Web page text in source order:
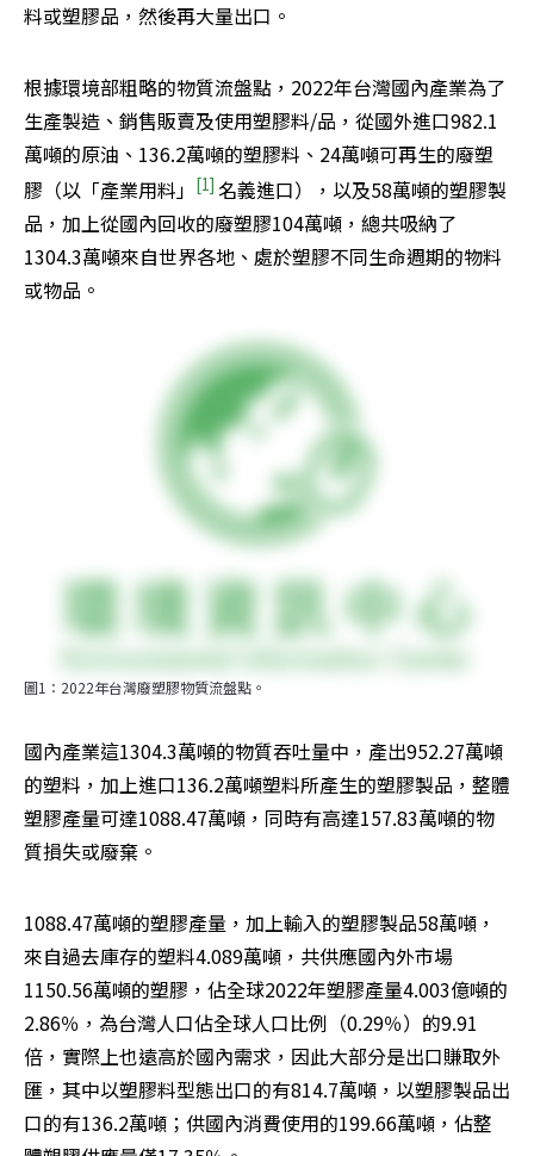
料或塑膠品，然後再大量出口。
根據環境部粗略的物質流盤點，2022年台灣國內產業為了
生產製造、銷售販賣及使用塑膠料/品，從國外進口982.1
萬噸的原油、136.2萬噸的塑膠料、24萬噸可再生的廢塑
膠（以「產業用料」 [1] 名義進口），以及58萬噸的塑膠製
品，加上從國內回收的廢塑膠104萬噸，總共吸納了
1304.3萬噸來自世界各地、處於塑膠不同生命週期的物料
或物品。
圖1：2022年台灣廢塑膠物質流盤點。
國內產業這1304.3萬噸的物質吞吐量中，產出952.27萬噸
的塑料，加上進口136.2萬噸塑料所產生的塑膠製品，整體
塑膠產量可達1088.47萬噸，同時有高達157.83萬噸的物
質損失或廢棄。
1088.47萬噸的塑膠產量，加上輸入的塑膠製品58萬噸，
來自過去庫存的塑料4.089萬噸，共供應國內外市場
1150.56萬噸的塑膠，佔全球2022年塑膠產量4.003億噸的
2.86％，為台灣人口佔全球人口比例（0.29％）的9.91
倍，實際上也遠高於國內需求，因此大部分是出口賺取外
匯，其中以塑膠料型態出口的有814.7萬噸，以塑膠製品出
口的有136.2萬噸；供國內消費使用的199.66萬噸，佔整